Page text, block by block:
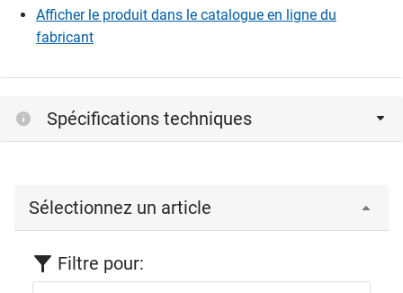
Afficher le produit dans le catalogue en ligne du
fabricant
Spécifications techniques
Sélectionnez un article
Filtre pour: